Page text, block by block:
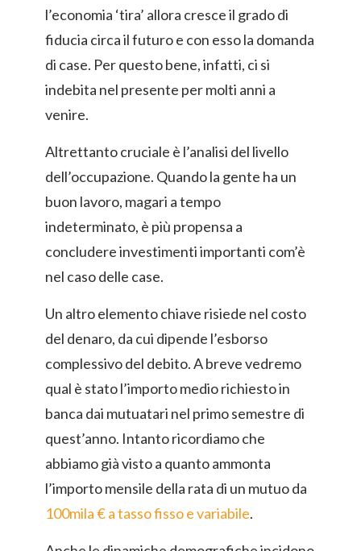
l’economia ‘tira’ allora cresce il grado di
fiducia circa il futuro e con esso la domanda
di case. Per questo bene, infatti, ci si
indebita nel presente per molti anni a
venire.
Altrettanto cruciale è l’analisi del livello
dell’occupazione. Quando la gente ha un
buon lavoro, magari a tempo
indeterminato, è più propensa a
concludere investimenti importanti com’è
nel caso delle case.
Un altro elemento chiave risiede nel costo
del denaro, da cui dipende l’esborso
complessivo del debito. A breve vedremo
qual è stato l’importo medio richiesto in
banca dai mutuatari nel primo semestre di
quest’anno. Intanto ricordiamo che
abbiamo già visto a quanto ammonta
l’importo mensile della rata di un mutuo da
100mila € a tasso fisso e variabile.